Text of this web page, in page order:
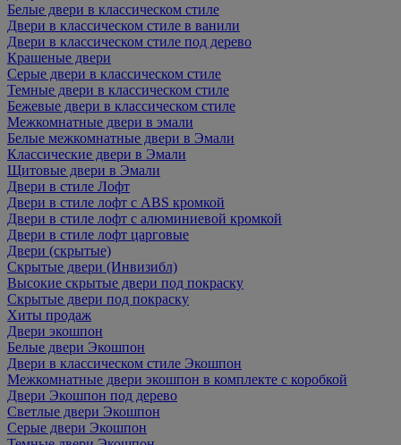
Белые двери в классическом стиле
Двери в классическом стиле в ванили
Двери в классическом стиле под дерево
Крашеные двери
Серые двери в классическом стиле
Темные двери в классическом стиле
Бежевые двери в классическом стиле
Межкомнатные двери в эмали
Белые межкомнатные двери в Эмали
Классические двери в Эмали
Щитовые двери в Эмали
Двери в стиле Лофт
Двери в стиле лофт с ABS кромкой
Двери в стиле лофт с алюминиевой кромкой
Двери в стиле лофт царговые
Двери (скрытые)
Скрытые двери (Инвизибл)
Высокие скрытые двери под покраску
Скрытые двери под покраску
Хиты продаж
Двери экошпон
Белые двери Экошпон
Двери в классическом стиле Экошпон
Межкомнатные двери экошпон в комплекте с коробкой
Двери Экошпон под дерево
Светлые двери Экошпон
Серые двери Экошпон